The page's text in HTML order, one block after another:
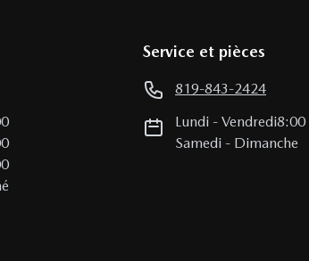
Service et pièces
819-843-2424
Lundi -Vendredi8:00
Samedi - Dimanche